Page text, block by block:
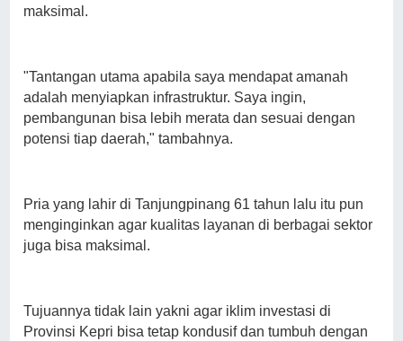
maksimal.
"Tantangan utama apabila saya mendapat amanah
adalah menyiapkan infrastruktur. Saya ingin,
pembangunan bisa lebih merata dan sesuai dengan
potensi tiap daerah," tambahnya.
Pria yang lahir di Tanjungpinang 61 tahun lalu itu pun
menginginkan agar kualitas layanan di berbagai sektor
juga bisa maksimal.
Tujuannya tidak lain yakni agar iklim investasi di
Provinsi Kepri bisa tetap kondusif dan tumbuh dengan